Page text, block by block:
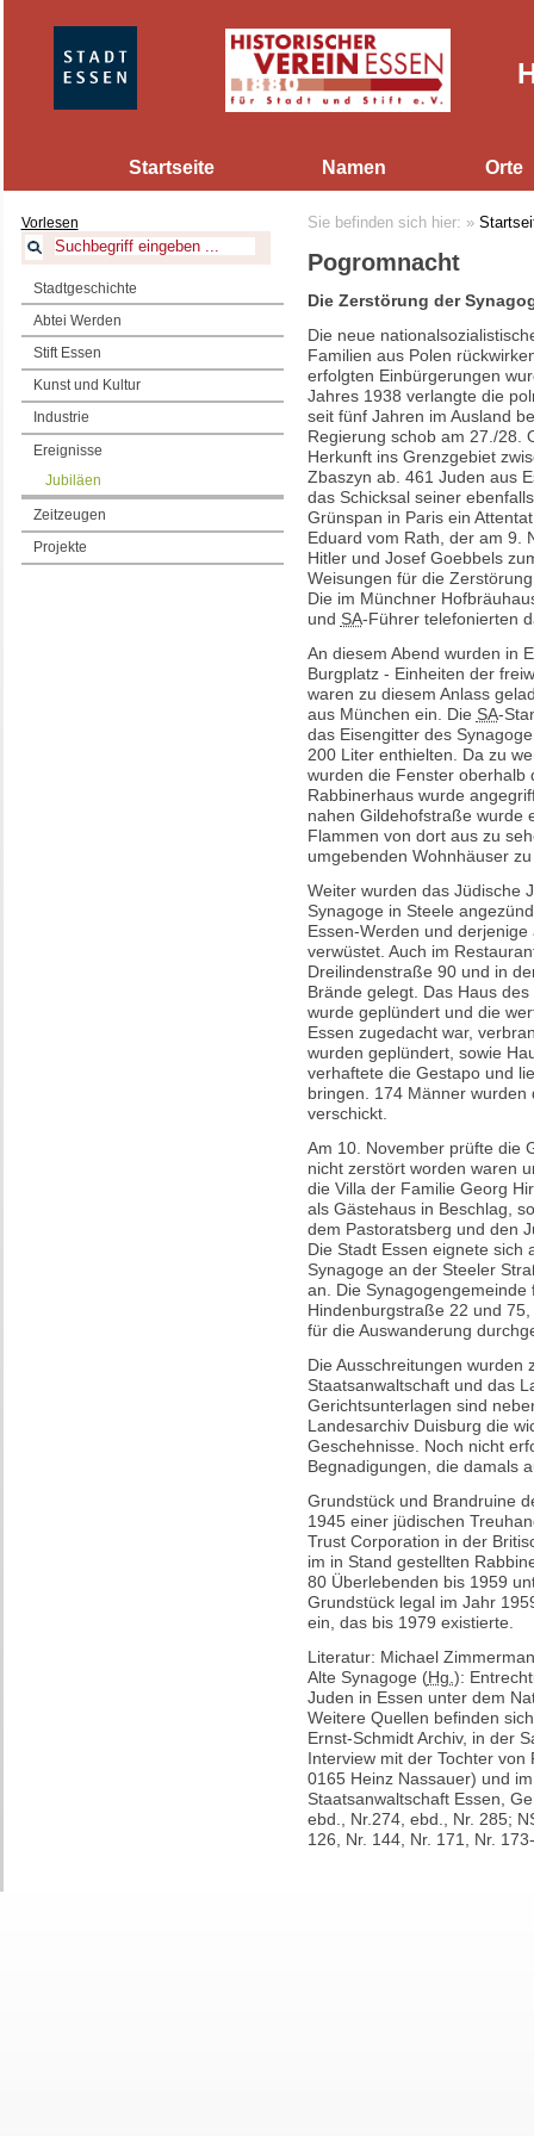
Startseite Namen Orte
Vorlesen
Stadtgeschichte
Abtei Werden
Stift Essen
Kunst und Kultur
Industrie
Ereignisse
Jubiläen
Zeitzeugen
Projekte
Sie befinden sich hier: »
Pogromnacht
Die Zerstörung der
Die neue
Familien aus Polen
erfolgten Einbürgerungen
Jahres 1938 verlangte die
seit fünf Jahren im Ausland
Regierung schob am 27./28.
Herkunft ins Grenzgebiet
Zbaszyn ab. 461 Juden aus
das Schicksal seiner
Grünspan in Paris ein
Eduard vom Rath, der am 9.
Hitler und Josef Goebbels
Weisungen für die
Die im Münchner
und SA-Führer telefonierten
An diesem Abend wurden in
Burgplatz - Einheiten der
waren zu diesem Anlass
aus München ein. Die SA-
das Eisengitter des
200 Liter enthielten. Da zu
wurden die Fenster oberhalb
Rabbinerhaus wurde
nahen Gildehofstraße wurde
Flammen von dort aus zu
umgebenden Wohnhäuser
Weiter wurden das Jüdische
Synagoge in Steele
Essen-Werden und
verwüstet. Auch im
Dreilindenstraße 90 und in
Brände gelegt. Das Haus
wurde geplündert und die
Essen zugedacht war,
wurden geplündert, sowie
verhaftete die Gestapo und
bringen. 174 Männer
verschickt.
Am 10. November prüfte die
nicht zerstört worden waren
die Villa der Familie Georg
als Gästehaus in Beschlag,
dem Pastoratsberg und den
Die Stadt Essen eignete sich
Synagoge an der Steeler
an. Die
Hindenburgstraße 22 und
für die Auswanderung
Die Ausschreitungen wurden
Staatsanwaltschaft und das
Gerichtsunterlagen sind
Landesarchiv Duisburg die
Geschehnisse. Noch nicht
Begnadigungen, die damals
Grundstück und Brandruine
1945 einer jüdischen
Trust Corporation in der
im in Stand gestellten
80 Überlebenden bis 1959
Grundstück legal im Jahr
ein, das bis 1979 existierte.
Literatur: Michael
Alte Synagoge (Hg. ):
Juden in Essen unter dem
Weitere Quellen befinden
Ernst-Schmidt Archiv, in der
Interview mit der Tochter
0165 Heinz Nassauer) und
Staatsanwaltschaft Essen,
ebd., Nr.274, ebd., Nr. 285;
126, Nr. 144, Nr. 171, Nr.